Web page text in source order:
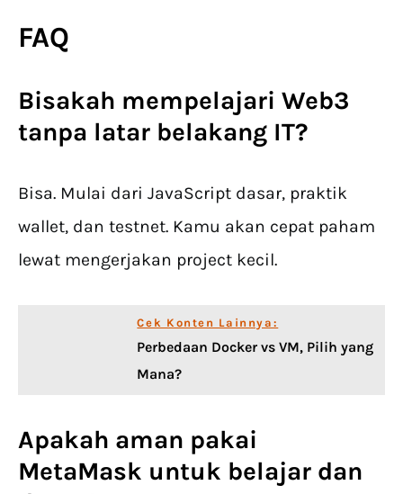
FAQ
Bisakah mempelajari Web3
tanpa latar belakang IT?
Bisa. Mulai dari JavaScript dasar, praktik
wallet, dan testnet. Kamu akan cepat paham
lewat mengerjakan project kecil.
Cek Konten Lainnya:
Perbedaan Docker vs VM, Pilih yang
Mana?
Apakah aman pakai
MetaMask untuk belajar dan